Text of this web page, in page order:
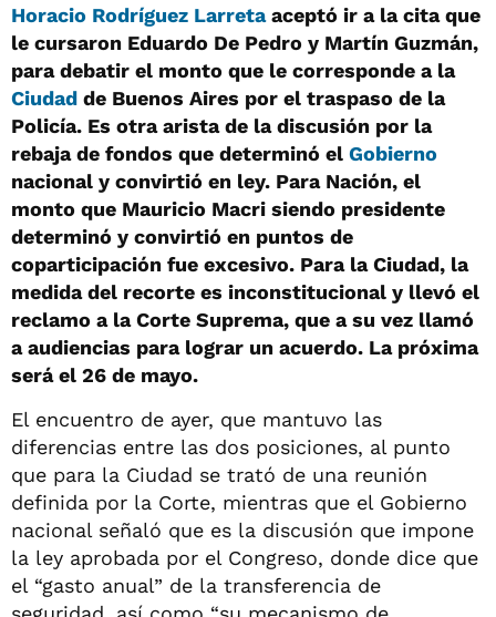
Horacio Rodríguez Larretaaceptó ir a la cita que
le cursaron Eduardo De Pedro y Martín Guzmán,
para debatir el monto que le corresponde a la
Ciudad de Buenos Aires por el traspaso de la
Policía. Es otra arista de la discusión por la
rebaja de fondos que determinó el Gobierno
nacional y convirtió en ley. Para Nación, el
monto que Mauricio Macri siendo presidente
determinó y convirtió en puntos de
coparticipación fue excesivo. Para la Ciudad, la
medida del recorte es inconstitucional y llevó el
reclamo a la Corte Suprema, que a su vez llamó
a audiencias para lograr un acuerdo. La próxima
será el 26 de mayo.
El encuentro de ayer, que mantuvo las
diferencias entre las dos posiciones, al punto
que para la Ciudad se trató de una reunión
definida por la Corte, mientras que el Gobierno
nacional señaló que es la discusión que impone
la ley aprobada por el Congreso, donde dice que
el “gasto anual” de la transferencia de